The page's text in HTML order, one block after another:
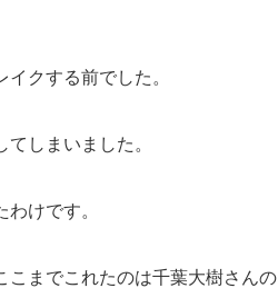
クする前でした。
しまいました。
けです。
こまでこれたのは千葉大樹さんの